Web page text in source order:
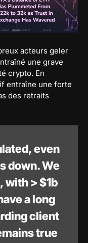
acteurs geler
une grave
crypto. En
entraîne une forte
des retraits
even
down. We
with > $1b
a long
client
true